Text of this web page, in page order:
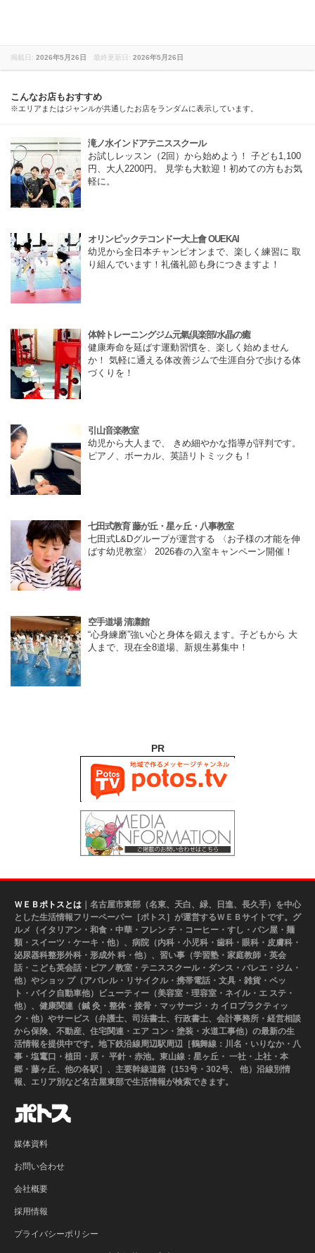
掲載日: 2026年5月26日 最終更新日: 2026年5月26日
こんなお店もおすすめ
※エリアまたはジャンルが共通したお店をランダムに表示しています。
滝ノ水インドアテニススクール
お試しレッスン（2回）から始めよう！ 子ども1,100
円、大人2200円。 見学も大歓迎！初めての方もお気
軽に。
オリンピックテコンドー大上會 OUEKAI
幼児から全日本チャンピオンまで、楽しく練習に 取
り組んでいます！礼儀礼節も身につきますよ！
体幹トレーニングジム元氣倶楽部/水晶の癒
健康寿命を延ばす運動習慣を、楽しく始めません
か！ 気軽に通える体改善ジムで生涯自分で歩ける体
づくりを！
引山音楽教室
幼児から大人まで、 きめ細やかな指導が評判です。
ピアノ、ボーカル、英語リトミックも！
七田式教育 藤が丘・星ヶ丘・八事教室
七田式L&Dグループが運営する 〈お子様の才能を伸
ばす幼児教室〉 2026春の入室キャンペーン開催！
空手道場 清凛館
“心身練磨”強い心と身体を鍛えます。子どもから 大
人まで、現在全8道場、新規生募集中！
PR
ＷＥＢポトスとは ｜名古屋市東部（名東、天白、緑、日進、長久手）を中心
とした生活情報フリーペーパー［ポトス］が運営するＷＥＢサイトです。グ
ルメ（イタリアン・和食・中華・フレン チ・コーヒー・すし・パン屋・麺
類・スイーツ・ケーキ・他）、病院（内科・小児科・歯科・眼科・皮膚科・
泌尿器科整形外科・形成外 科・他）、習い事（学習塾・家庭教師・英会
話・こども英会話・ピアノ教室・テニススクール・ダンス・バレエ・ジム・
他）やショッ プ（アパレル・リサイクル・携帯電話・文具・雑貨・ペッ
ト・バイク自動車他）ビューティー（美容室・理容室・ネイル・エ ステ・
他）、健康関連（鍼 灸・整体・接骨・マッサージ・カ イロプラクティッ
ク・他）やサービス（弁護士、司法書士、行政書士、会計事務所・経営相談
から保険、不動産、住宅関連・エア コン・塗装・水道工事他）の最新の生
活情報を提供中です。地下鉄沿線周辺駅周辺［鶴舞線：川名・いりなか・八
事・塩竃口・植田・原・ 平針・赤池。東山線：星ヶ丘・ 一社・上社・本
郷・藤ヶ丘、他の各駅］、主要幹線道路（153号・302号、 他）沿線別情
報、エリア別など名古屋東部で生活情報が検索できます。
媒体資料
お問い合わせ
会社概要
採用情報
プライバシーポリシー